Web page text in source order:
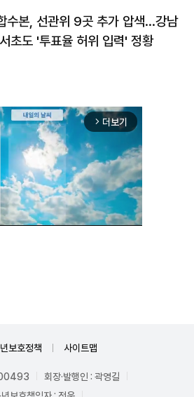
수본, 선관위 9곳 추가 압색…강남
서초도 '투표율 허위 입력' 정황
arrow_forward_ios 더보기
보호정책 사이트맵
00493
회장·발행인 : 곽영길